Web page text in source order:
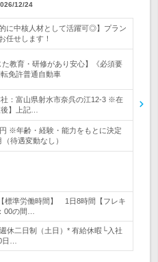
12/24
に中核人材として活躍可◎】プラン
任せします！
た教育・研修があり安心】《必須要
免許普通自動車
：富山県射水市奈呉の江12‐3 ※在
】上記…
※年齢・経験・能力をもとに決定
待遇変動なし）
標準労働時間】 1日8時間【フレキ
00の間…
休二日制（土日）* 有給休暇└入社
日…